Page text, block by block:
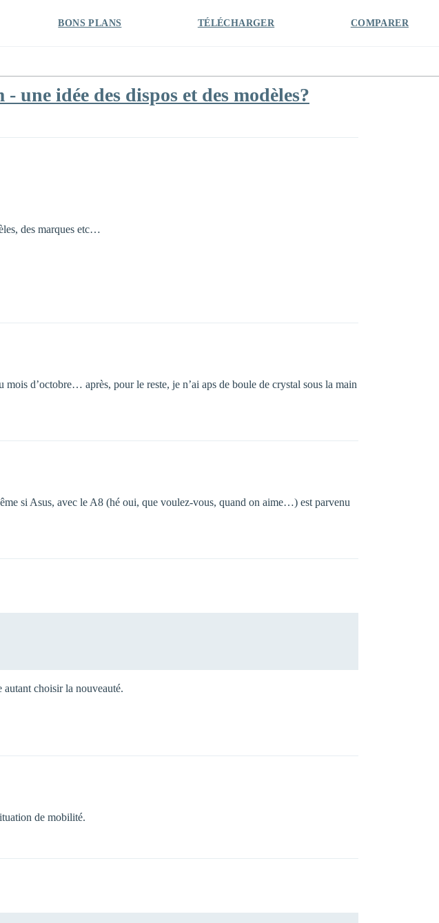
BONS PLANS TÉLÉCHARGER COMPARER
une idée des dispos et des modèles?
des marques etc…
d’octobre… après, pour le reste, je n’ai aps de boule de crystal sous la main
si Asus, avec le A8 (hé oui, que voulez-vous, quand on aime…) est parvenu
choisir la nouveauté.
de mobilité.